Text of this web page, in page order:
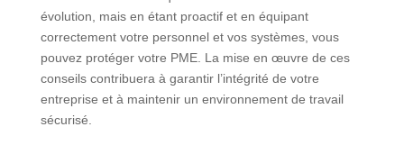
évolution, mais en étant proactif et en équipant
correctement votre personnel et vos systèmes, vous
pouvez protéger votre PME. La mise en œuvre de ces
conseils contribuera à garantir l’intégrité de votre
entreprise et à maintenir un environnement de travail
sécurisé.